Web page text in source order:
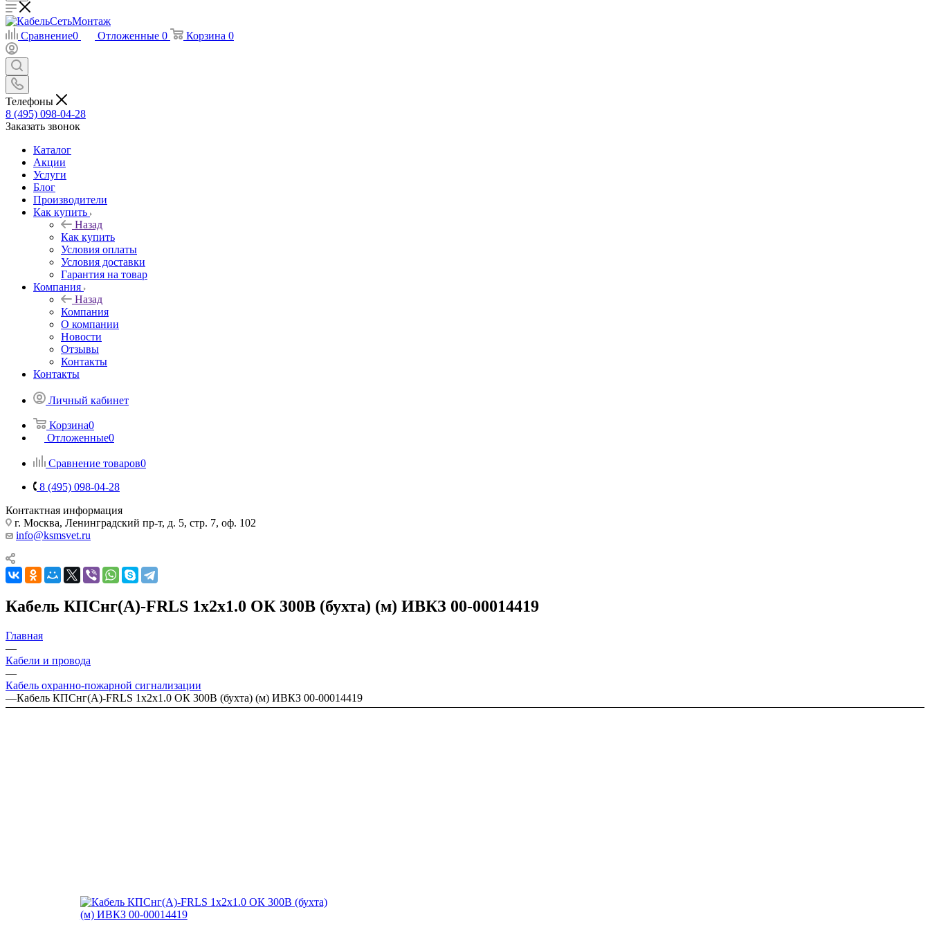
Сравнение0 Отложенные 0 Корзина 0
Телефоны
8 (495) 098-04-28
Заказать звонок
Каталог
Акции
Услуги
Блог
Производители
Как купить
Назад
Как купить
Условия оплаты
Условия доставки
Гарантия на товар
Компания
Назад
Компания
О компании
Новости
Отзывы
Контакты
Контакты
Личный кабинет
Корзина0
Отложенные0
Сравнение товаров0
8 (495) 098-04-28
Контактная информация
г. Москва, Ленинградский пр-т, д. 5, стр. 7, оф. 102
info@ksmsvet.ru
Кабель КПСнг(А)-FRLS 1х2х1.0 ОК 300В (бухта) (м) ИВКЗ 00-00014419
Главная
—
Кабели и провода
—
Кабель охранно-пожарной сигнализации
—Кабель КПСнг(А)-FRLS 1х2х1.0 ОК 300В (бухта) (м) ИВКЗ 00-00014419